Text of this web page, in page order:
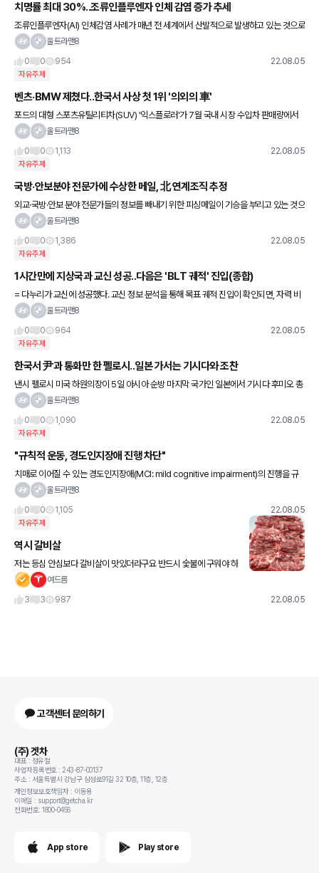
치명률 최대 30%..조류인플루엔자 인체 감염 증가 추세
조류인플루엔자(AI) 인체감염 사례가 매년 전 세계에서 산발적으로 발생하고 있는 것으로
나타났다. 특히 코로나19 팬데믹 발생 이후에는 조류인플루엔자의 인체감염 사례도 크게
울트라맨8
0
0 954 22.08.05
자유주제
벤츠·BMW 제쳤다..한국서 사상 첫 1위 '의외의 車'
포드의 대형 스포츠유틸리티차(SUV) '익스플로러'가 7월 국내 시장 수입차 판매량에서
'깜짝 1위'에 올랐다. 익스플로러는 물론 포드의 차량이 국내 시장에서 판매량 1위에 오른
울트라맨8
0
0 1,113 22.08.05
자유주제
국방·안보분야 전문가에 수상한 메일, 北 연계조직 추정
외교·국방·안보 분야 전문가들의 정보를 빼내기 위한 피싱메일이 기승을 부리고 있는 것으
로 조사됐다. 북한 정찰총국 연계 해킹조직의 소행이라는 분석도 나왔다. 5일 이스트시큐
울트라맨8
0
0 1,386 22.08.05
자유주제
1시간만에 지상국과 교신 성공..다음은 'BLT 궤적' 진입(종합)
= 다누리가 교신에 성공했다. 교신 정보 분석을 통해 목표 궤적 진입이 확인되면, 자력 비
행·궤적 조정을 통해 달을 찾아가는 '다누리의 시간'이 시작된다. 5일 과학기술정보통신부
울트라맨8
0
0 964 22.08.05
자유주제
한국서 尹과 통화만 한 펠로시..일본 가서는 기시다와 조찬
낸시 펠로시 미국 하원의장이 5일 아시아 순방 마지막 국가인 일본에서 기시다 후미오 총
리와 조찬을 함께 했다. 일본 NHK 보도에 따르면 한국 방문을 마치고 전일 밤 일본에 도
울트라맨8
0
0 1,090 22.08.05
자유주제
"규칙적 운동, 경도인지장애 진행 차단"
치매로 이어질 수 있는 경도인지장애(MCI: mild cognitive impairment)의 진행을 규
칙적 운동으로 막을 수 있다는 연구 결과가 나왔다. 경도인지장애란 기억력 등의 인지기능
울트라맨8
0
0 1,105 22.08.05
자유주제
역시 갈비살
저는 등심 안심보다 갈비살이 맛있더라구요 반드시 숯불에 구워야 하
구요 고기 본연의 맛을 해치지 않는 소스나 아니면 소금에만 살짝 찍
여드름
3
3 987 22.08.05
고객센터 문의하기
(주) 겟차
대표 : 정유철
사업자등록번호 : 243-87-00137
주소 : 서울특별시 강남구 삼성로91길 32 10층, 11층, 12층
개인정보보호책임자 : 이동용
이메일 : support@getcha.kr
전화번호: 1800-0456
App store Play store